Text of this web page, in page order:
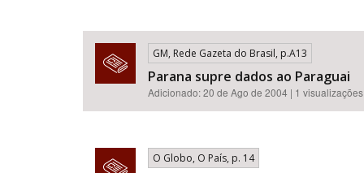
GM, Rede Gazeta do Brasil, p.A13
Parana supre dados ao Paraguai
Adicionado: 20 de Ago de 2004 | 1 visualizações
O Globo, O País, p. 14